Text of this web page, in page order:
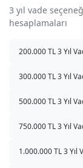
3 yıl vade
hesaplamaları
200.000 TL 3 Yıl
300.000 TL 3 Yıl
500.000 TL 3 Yıl
750.000 TL 3 Yıl
1.000.000 TL 3 Yıl